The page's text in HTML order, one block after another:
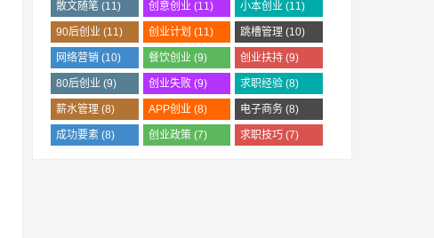
散文随笔 (11) 创意创业(11) 小本创业 (11)
90后创业 (11) 创业计划 (11) 跳槽管理 (10)
网络营销 (10) 餐饮创业(9) 创业扶持 (9)
80后创业 (9) 创业失败(9) 求职经验 (8)
薪水管理 (8) APP创业(8) 电子商务 (8)
成功要素 (8) 创业政策(7) 求职技巧 (7)